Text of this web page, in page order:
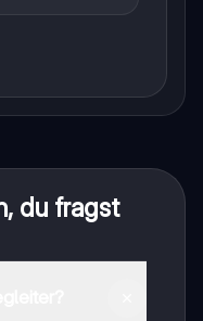
du fragst